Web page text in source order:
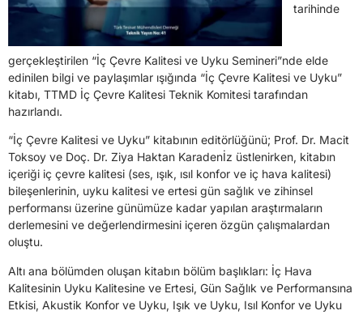
tarihinde
gerçekleştirilen “İç Çevre Kalitesi ve Uyku Semineri”nde elde
edinilen bilgi ve paylaşımlar ışığında “İç Çevre Kalitesi ve Uyku”
kitabı, TTMD İç Çevre Kalitesi Teknik Komitesi tarafından
hazırlandı.
“İç Çevre Kalitesi ve Uyku” kitabının editörlüğünü; Prof. Dr. Macit
Toksoy ve Doç. Dr. Ziya Haktan Karadenİz üstlenirken, kitabın
içeriği iç çevre kalitesi (ses, ışık, ısıl konfor ve iç hava kalitesi)
bileşenlerinin, uyku kalitesi ve ertesi gün sağlık ve zihinsel
performansı üzerine günümüze kadar yapılan araştırmaların
derlemesini ve değerlendirmesini içeren özgün çalışmalardan
oluştu.
Altı ana bölümden oluşan kitabın bölüm başlıkları: İç Hava
Kalitesinin Uyku Kalitesine ve Ertesi, Gün Sağlık ve Performansına
Etkisi, Akustik Konfor ve Uyku, Işık ve Uyku, Isıl Konfor ve Uyku